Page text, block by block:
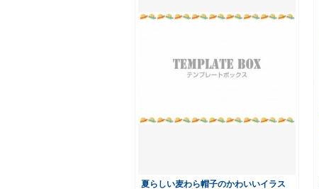
夏らしい麦わら帽子のかわいいイラス